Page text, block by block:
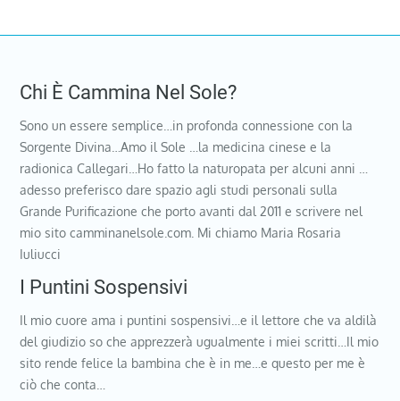
Chi È Cammina Nel Sole?
Sono un essere semplice…in profonda connessione con la
Sorgente Divina…Amo il Sole …la medicina cinese e la
radionica Callegari…Ho fatto la naturopata per alcuni anni …
adesso preferisco dare spazio agli studi personali sulla
Grande Purificazione che porto avanti dal 2011 e scrivere nel
mio sito camminanelsole.com. Mi chiamo Maria Rosaria
Iuliucci
I Puntini Sospensivi
Il mio cuore ama i puntini sospensivi…e il lettore che va aldilà
del giudizio so che apprezzerà ugualmente i miei scritti…Il mio
sito rende felice la bambina che è in me…e questo per me è
ciò che conta…